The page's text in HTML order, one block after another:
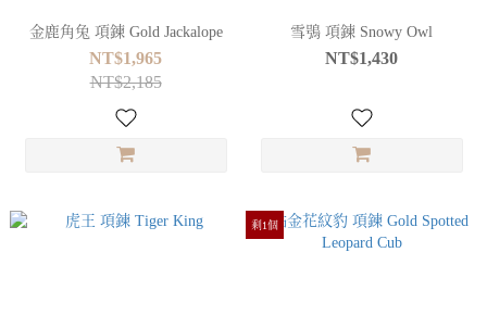
金鹿角兔 項鍊 Gold Jackalope
NT$1,965
NT$2,185
雪鴞 項鍊 Snowy Owl
NT$1,430
剩1個